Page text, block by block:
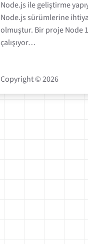
Node.js ile geliştirme
Node.js sürümlerine
olmuştur. Bir proje Node
çalışıyor…
Copyright © 2026